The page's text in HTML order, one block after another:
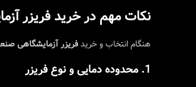
نکات مهم در خرید فریزر
هنگام انتخاب و خریدفریزر آزمایشگاهی
1. محدوده دمایی و نوع فریزر